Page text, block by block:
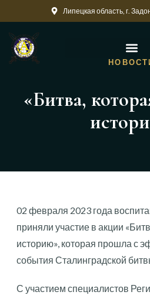
Липецкая область, г.
«Битва,
02 февраля 2023 года
приняли участие в акции
историю», которая прошла с
события Сталинградской
С участием специалистов